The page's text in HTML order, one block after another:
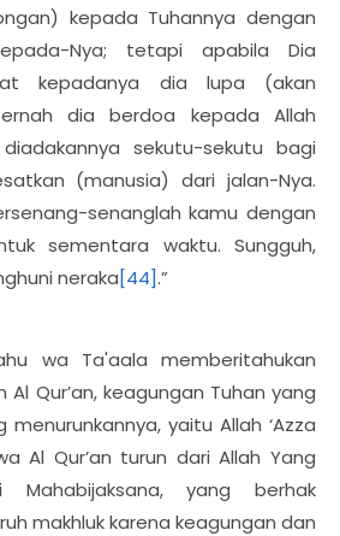
kepada Tuhannya dengan
Nya; tetapi apabila Dia
kepadanya dia lupa (akan
dia berdoa kepada Allah
sekutu-sekutu bagi
(manusia) dari jalan-Nya.
senanglah kamu dengan
sementara waktu. Sungguh,
neraka[44].”
wa Ta'aala memberitahukan
Qur’an, keagungan Tuhan yang
yaitu Allah ‘Azza
Al Qur’an turun dari Allah Yang
Mahabijaksana, yang berhak
makhluk karena keagungan dan